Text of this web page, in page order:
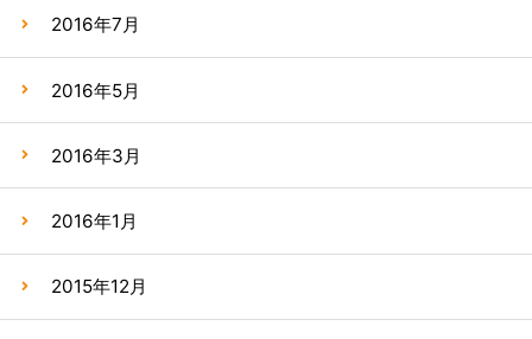
2016年7月
2016年5月
2016年3月
2016年1月
2015年12月